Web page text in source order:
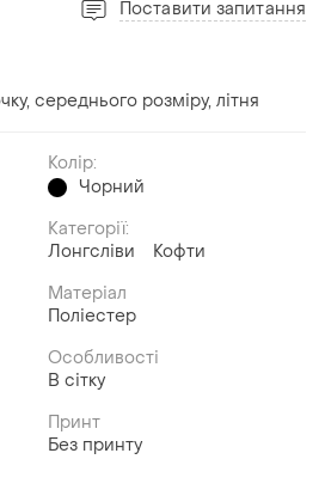
Поставити запитання
середнього розміру, літня
Колір:
Чорний
Категорії:
Лонгсліви
Кофти
Матеріал
Поліестер
Особливості
В сітку
Принт
Без принту